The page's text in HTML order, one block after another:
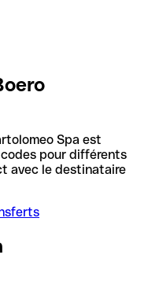
Spa est
pour différents
avec le destinataire